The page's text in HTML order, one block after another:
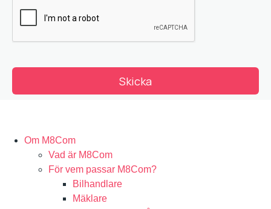
Om M8Com
Vad är M8Com
För vem passar M8Com?
Bilhandlare
Mäklare